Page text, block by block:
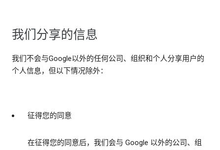
我们分享的信息
我们不会与Google以外的任何公司、组织和个人分享用户的
个人信息，但以下情况除外：
征得您的同意
在征得您的同意后，我们会与 Google 以外的公司、组